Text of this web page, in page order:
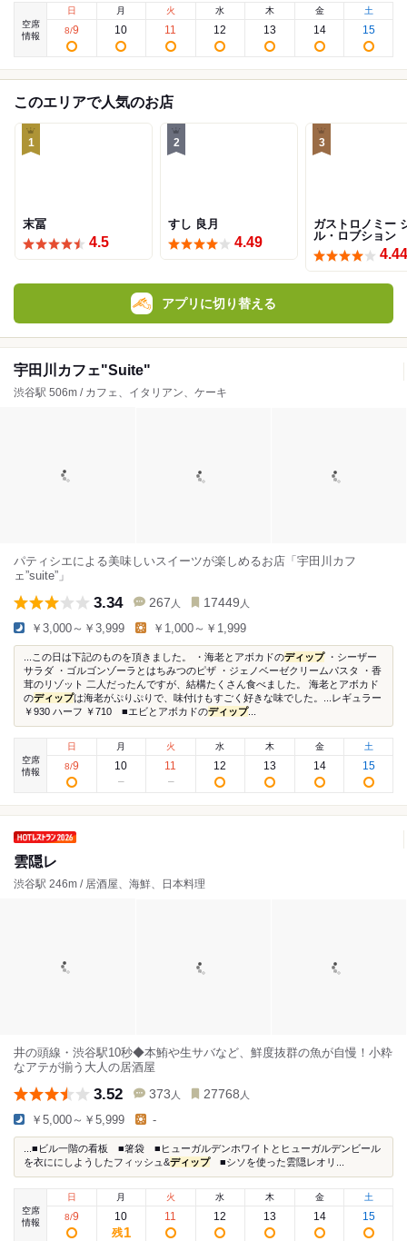
空席
情報
日
8/9
月
10
火
11
水
12
木
13
金
14
土
15
このエリアで人気のお店
1
末冨
4.5
2
すし 良月
4.49
3
ガストロノミー
ル・ロブション
4.44
アプリに切り替える
宇田川カフェ"Suite"
渋谷駅 506m / カフェ、イタリアン、ケーキ
パティシエによる美味しいスイーツが楽しめるお店「宇田川カフ
ェ”suite”」
3.34 267 人 17449 人
￥3,000～￥3,999 ￥1,000～￥1,999
...この日は下記のものを頂きました。 ・海老とアボカドのディップ・シーザー
サラダ ・ゴルゴンゾーラとはちみつのピザ ・ジェノベーゼクリームパスタ ・香
茸のリゾット 二人だったんですが、結構たくさん食べました。 海老とアボカド
のディップは海老がぷりぷりで、味付けもすごく好きな味でした。...レギュラー
￥930 ハーフ ￥710 ■エビとアボカドのディップ...
空席
情報
日
8/9
月
10
火
11
水
12
木
13
金
14
土
15
雲隠レ
渋谷駅 246m / 居酒屋、海鮮、日本料理
井の頭線・渋谷駅10秒◆本鮪や生サバなど、鮮度抜群の魚が自慢！小粋
なアテが揃う大人の居酒屋
3.52 373 人 27768 人
￥5,000～￥5,999 -
...■ビル一階の看板 ■箸袋 ■ヒューガルデンホワイトとヒューガルデンビール
を衣ににしようしたフィッシュ&ディップ■シソを使った雲隠レオリ...
空席
情報
日
8/9
月
10
残1
火
11
水
12
木
13
金
14
土
15